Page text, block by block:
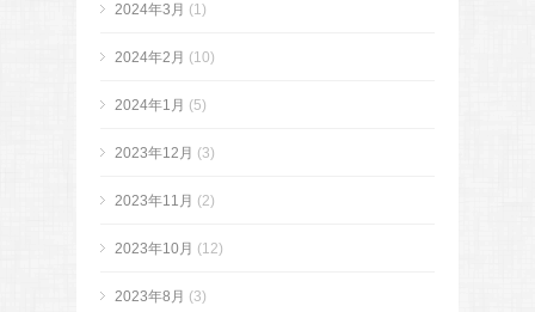
2024年3月 (1)
2024年2月 (10)
2024年1月 (5)
2023年12月 (3)
2023年11月 (2)
2023年10月 (12)
2023年8月 (3)